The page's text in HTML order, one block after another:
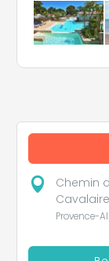
Chemin
Provence-